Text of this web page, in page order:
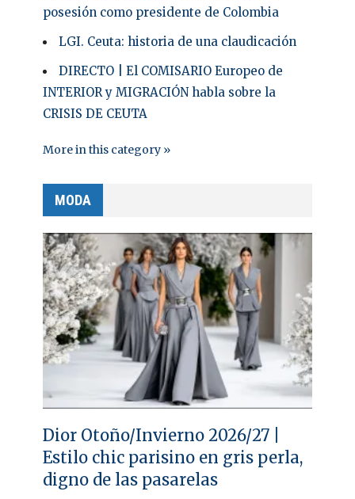
posesión como presidente de Colombia
LGI. Ceuta: historia de una claudicación
DIRECTO | El COMISARIO Europeo de
INTERIOR y MIGRACIÓN habla sobre la
CRISIS DE CEUTA
More in this category »
MODA
Dior Otoño/Invierno 2026/27 |
Estilo chic parisino en gris perla,
digno de las pasarelas